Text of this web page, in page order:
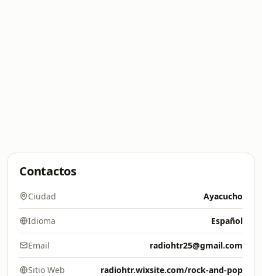
Contactos
Ciudad Ayacucho
Idioma Español
Email radiohtr25@gmail.com
Sitio Web radiohtr.wixsite.com/rock-and-pop